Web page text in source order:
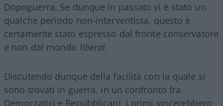
Dopoguerra. Se dunque in passato vi è stato un
qualche periodo non-interventista, questo è
certamente stato espresso dal fronte conservatore
e non dal mondo liberal.
Discutendo dunque della facilità con la quale si
sono trovati in guerra, in un confronto fra
Democratici e Repubblicani, i primi vincerebbero